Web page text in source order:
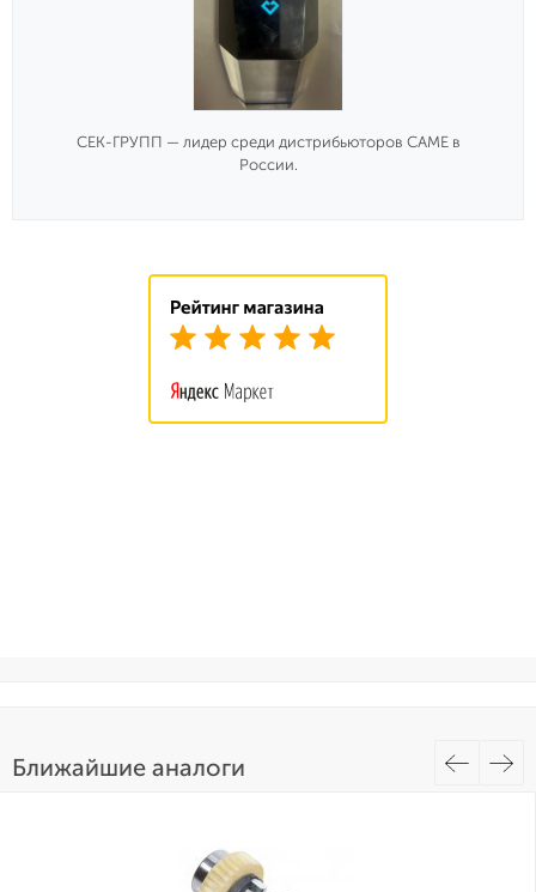
СЕК-ГРУПП — лидер среди дистрибьюторов CAME в
России.
Ближайшие аналоги